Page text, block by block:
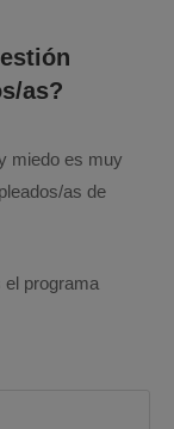
as?
miedo es muy
as de
el programa